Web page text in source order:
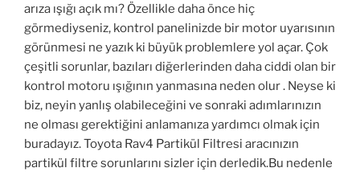
arıza ışığı açık mı? Özellikle daha önce hiç
görmediyseniz, kontrol panelinizde bir motor uyarısının
görünmesi ne yazık ki büyük problemlere yol açar. Çok
çeşitli sorunlar, bazıları diğerlerinden daha ciddi olan bir
kontrol motoru ışığının yanmasına neden olur . Neyse ki
biz, neyin yanlış olabileceğini ve sonraki adımlarınızın
ne olması gerektiğini anlamanıza yardımcı olmak için
buradayız. Toyota Rav4 Partikül Filtresi aracınızın
partikül filtre sorunlarını sizler için derledik.Bu nedenle